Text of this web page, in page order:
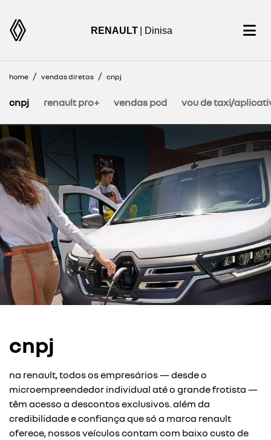
RENAULT | Dinisa
home vendas diretas cnpj
renault pro+ vendas pcd vou de taxi/
cnpj
cnpj
na renault, todos os empresários — desde o
microempreendedor individual até o grande frotista —
têm acesso a descontos exclusivos. além da
credibilidade e confiança que só a marca renault
oferece, nossos veículos contam com baixo custo de